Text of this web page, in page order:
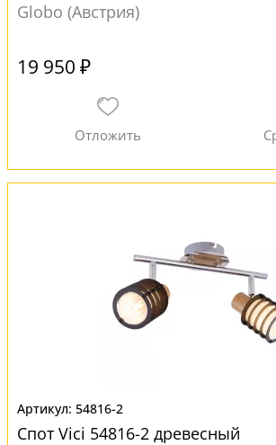
Globo (Австрия)
19 950 ₽
54816-2
Спот Vici 54816-2 древесный